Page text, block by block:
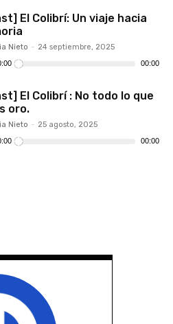
El Colibrí: Un viaje hacia
Nieto - 24 septiembre, 2025
00:00
El Colibrí : No todo lo que
oro.
Nieto - 25 agosto, 2025
00:00